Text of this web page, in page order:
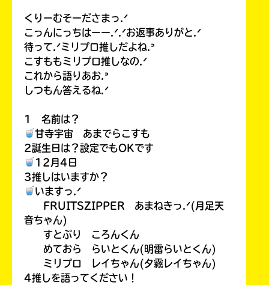
くりーむそーださまっ.ᐟ
こっんにっちはーー.ᐟ.ᐟお返事ありがと.ᐟ
待って.ᐟミリプロ推しだよね.ᐣ
こすももミリプロ推しなの.ᐟ
これから語りあお.ᐣ
しつもん答えるね.ᐟ
1 名前は？
甘寺宇宙 あまでらこすも
2誕生日は？設定でもOKです
12月4日
3推しはいますか？
いますっ.ᐟ
FRUITSZIPPER あまねきっ.ᐟ(月足天
音ちゃん)
すとぷり ころんくん
めておら らいとくん(明雷らいとくん)
ミリプロ レイちゃん(夕霧レイちゃん)
4推しを語ってください！